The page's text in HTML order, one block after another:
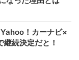
！カーナビ×
続決定だと！